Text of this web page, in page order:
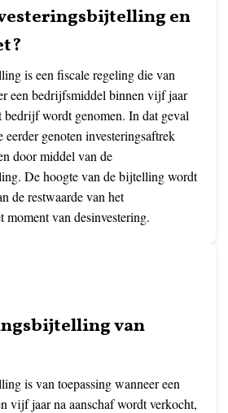
en
is een fiscale regeling die van
een bedrijfsmiddel binnen vijf jaar
wordt genomen. In dat geval
eerder genoten investeringsaftrek
door middel van de
De hoogte van de bijtelling wordt
de restwaarde van het
van desinvestering.
van
is van toepassing wanneer een
vijf jaar na aanschaf wordt verkocht,